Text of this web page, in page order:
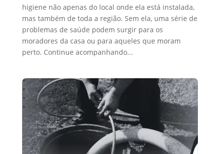
higiene não apenas do local onde ela está instalada,
mas também de toda a região. Sem ela, uma série de
problemas de saúde podem surgir para os
moradores da casa ou para aqueles que moram
perto. Continue acompanhando...